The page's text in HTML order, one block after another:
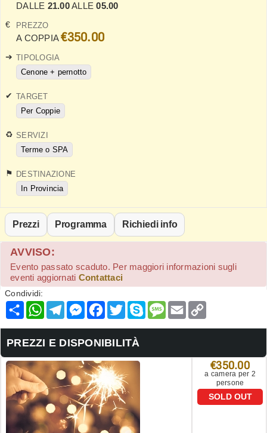
DALLE 21.00ALLE05.00
PREZZO
A COPPIA €350.00
TIPOLOGIA
Cenone + pernotto
TARGET
Per Coppie
SERVIZI
Terme o SPA
DESTINAZIONE
In Provincia
Prezzi Programma Richiedi info
AVVISO:
Evento passato scaduto. Per maggiori informazioni sugli
eventi aggiornati Contattaci
Condividi:
Condividi
WhatsApp
Telegram
Messenger
Facebook
TwitterSkypeMessage
Email
PREZZI E DISPONIBILITÀ
€350.00
a camera per 2
persone
SOLD OUT